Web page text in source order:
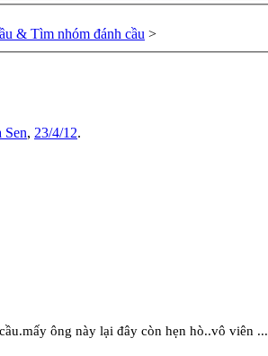
& Tìm nhóm đánh cầu >
Sen, 23/4/12.
ông này lại đây còn hẹn hò..vô viên ...